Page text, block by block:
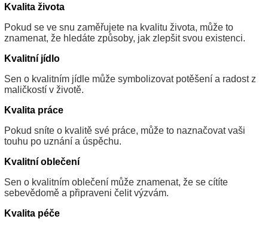
Kvalita života
Pokud se ve snu zaměřujete na kvalitu života, může to
znamenat, že hledáte způsoby, jak zlepšit svou existenci.
Kvalitní jídlo
Sen o kvalitním jídle může symbolizovat potěšení a radost z
maličkostí v životě.
Kvalita práce
Pokud sníte o kvalitě své práce, může to naznačovat vaši
touhu po uznání a úspěchu.
Kvalitní oblečení
Sen o kvalitním oblečení může znamenat, že se cítíte
sebevědomě a připraveni čelit výzvám.
Kvalita péče